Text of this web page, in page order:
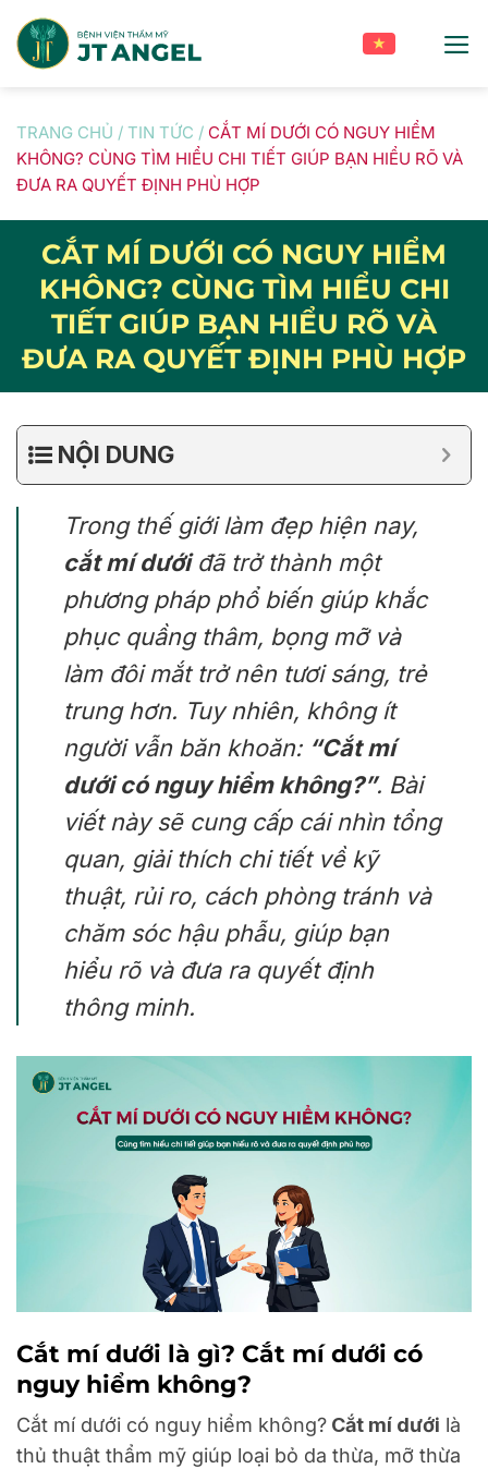
content
TRANG CHỦ / TIN TỨC / CẮT MÍ DƯỚI CÓ NGUY HIỂM
KHÔNG? CÙNG TÌM HIỂU CHI TIẾT GIÚP BẠN HIỂU RÕ VÀ
ĐƯA RA QUYẾT ĐỊNH PHÙ HỢP
CẮT MÍ DƯỚI CÓ NGUY HIỂM
KHÔNG? CÙNG TÌM HIỂU CHI
TIẾT GIÚP BẠN HIỂU RÕ VÀ
ĐƯA RA QUYẾT ĐỊNH PHÙ HỢP
NỘI DUNG
Trong thế giới làm đẹp hiện nay,
cắt mí dướiđã trở thành một
phương pháp phổ biến giúp khắc
phục quầng thâm, bọng mỡ và
làm đôi mắt trở nên tươi sáng, trẻ
trung hơn. Tuy nhiên, không ít
người vẫn băn khoăn: “Cắt mí
dưới có nguy hiểm không?”. Bài
viết này sẽ cung cấp cái nhìn tổng
quan, giải thích chi tiết về kỹ
thuật, rủi ro, cách phòng tránh và
chăm sóc hậu phẫu, giúp bạn
hiểu rõ và đưa ra quyết định
thông minh.
Cắt mí dưới là gì? Cắt mí dưới có
nguy hiểm không?
Cắt mí dưới có nguy hiểm không? Cắt mí dưới là
thủ thuật thẩm mỹ giúp loại bỏ da thừa, mỡ thừa